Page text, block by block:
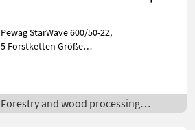
Pewag StarWave 600/50-22,
5 Forstketten Größe
Forestry and wood processing
equipment /